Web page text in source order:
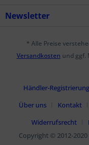
Newsletter
* Alle Preise
Versandkosten und ggf.
Händler-Registrierung
Über uns
Kontakt
Widerrufsrecht
Copyright © 2012-2020